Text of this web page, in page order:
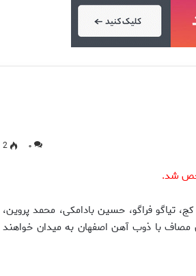
۰ 2
تیاگو فراگو، حسین بادامکی، محمد پروین،
که برای مصاف با ذوب آهن اصفهان به میدان خواهند